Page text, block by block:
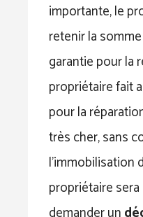
importante, le
retenir la
garantie pour la
propriétaire fait
pour la
très cher, sans
l’immobilisation
propriétaire